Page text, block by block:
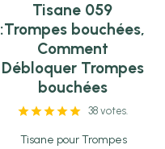
Tisane 059
:Trompes bouchées,
Comment
Débloquer Trompes
bouchées
38 votes.
Tisane pour Trompes